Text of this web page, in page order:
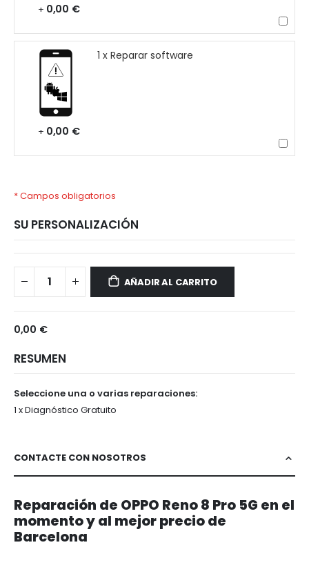
+ 0,00 €
1 x Reparar software
+ 0,00 €
* Campos obligatorios
SU PERSONALIZACIÓN
AÑADIR AL CARRITO
0,00 €
RESUMEN
Seleccione una o varias reparaciones:
1 x Diagnóstico Gratuito
CONTACTE CON NOSOTROS
Reparación de OPPO Reno 8 Pro 5G en el
momento y al mejor precio de
Barcelona